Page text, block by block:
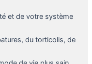
et de votre système
du torticolis, de